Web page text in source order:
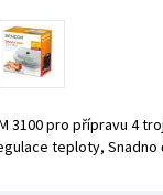
3100 pro přípravu 4
teploty,